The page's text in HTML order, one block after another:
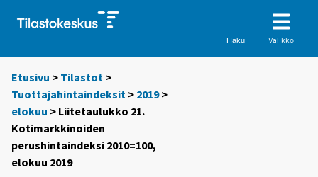
Haku Valikko
Etusivu > Tilastot >
Tuottajahintaindeksit > 2019>
elokuu > Liitetaulukko 21.
Kotimarkkinoiden
perushintaindeksi 2010=100,
elokuu 2019